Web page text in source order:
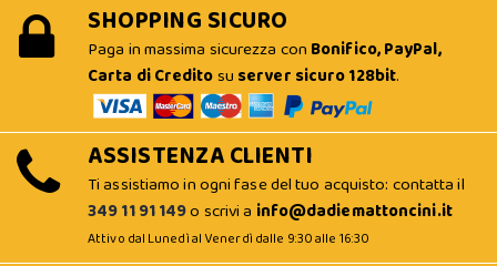
SHOPPING SICURO
Paga in massima sicurezza con Bonifico, PayPal,
Carta di Creditosu server sicuro 128bit.
ASSISTENZA CLIENTI
Ti assistiamo in ogni fase del tuo acquisto: contatta il
349 11 91 149o scrivi a info@dadiemattoncini.it
Attivo dal Lunedì al Venerdì dalle 9:30 alle 16:30